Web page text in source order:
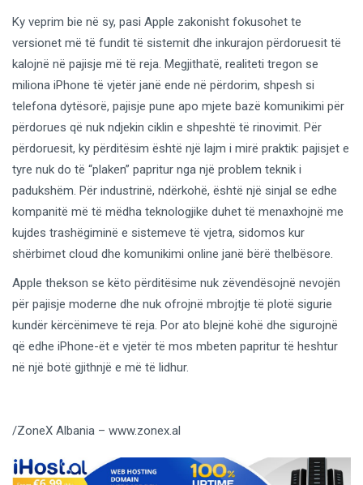
Ky veprim bie në sy, pasi Apple zakonisht fokusohet te
versionet më të fundit të sistemit dhe inkurajon përdoruesit të
kalojnë në pajisje më të reja. Megjithatë, realiteti tregon se
miliona iPhone të vjetër janë ende në përdorim, shpesh si
telefona dytësorë, pajisje pune apo mjete bazë komunikimi për
përdorues që nuk ndjekin ciklin e shpeshtë të rinovimit. Për
përdoruesit, ky përditësim është një lajm i mirë praktik: pajisjet e
tyre nuk do të “plaken” papritur nga një problem teknik i
padukshëm. Për industrinë, ndërkohë, është një sinjal se edhe
kompanitë më të mëdha teknologjike duhet të menaxhojnë me
kujdes trashëgiminë e sistemeve të vjetra, sidomos kur
shërbimet cloud dhe komunikimi online janë bërë thelbësore.
Apple thekson se këto përditësime nuk zëvendësojnë nevojën
për pajisje moderne dhe nuk ofrojnë mbrojtje të plotë sigurie
kundër kërcënimeve të reja. Por ato blejnë kohë dhe sigurojnë
që edhe iPhone-ët e vjetër të mos mbeten papritur të heshtur
në një botë gjithnjë e më të lidhur.
/ZoneX Albania – www.zonex.al